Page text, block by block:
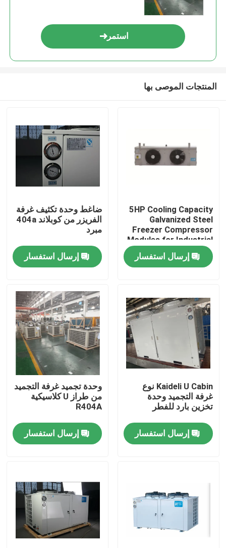
الصفحة الرئيسية
معلومات عنا
جولة في المصنع
مراقبة الجودة
اتصل بنا
أخبار
اطلب عرض أسعار
استمر
المنتجات الموصى بها
5HP Cooling Capacity
Galvanized Steel
Freezer Compressor
Modules for Industrial
Cooling Solution
إرسال استفسار
ضاغط وحدة تكثيف غرفة
الفريزر من كوبلاند 404a
مبرد
إرسال استفسار
Kaideli U Cabin نوع
غرفة التجميد وحدة
تخزين بارد للفطر
إرسال استفسار
وحدة تجميد غرفة التجميد
من طراز U كلاسيكية
R404A
إرسال استفسار